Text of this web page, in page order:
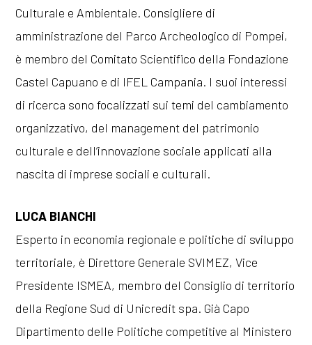
Culturale e Ambientale. Consigliere di
amministrazione del Parco Archeologico di Pompei,
è membro del Comitato Scientifico della Fondazione
Castel Capuano e di IFEL Campania. I suoi interessi
di ricerca sono focalizzati sui temi del cambiamento
organizzativo, del management del patrimonio
culturale e dell’innovazione sociale applicati alla
nascita di imprese sociali e culturali.
LUCA BIANCHI
Esperto in economia regionale e politiche di sviluppo
territoriale, è Direttore Generale SVIMEZ, Vice
Presidente ISMEA, membro del Consiglio di territorio
della Regione Sud di Unicredit spa. Già Capo
Dipartimento delle Politiche competitive al Ministero